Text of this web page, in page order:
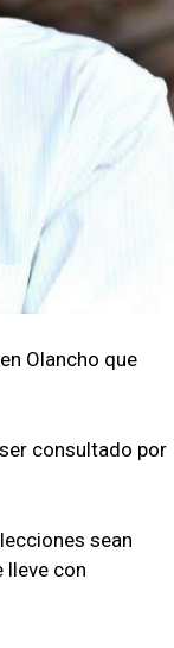
Olancho que
consultado por
sean
lleve con